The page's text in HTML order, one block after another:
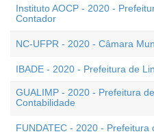
Instituto AOCP - 2020 -
Contador
NC-UFPR - 2020 - Câmara
IBADE - 2020 - Prefeitura de
GUALIMP - 2020 - Prefeitura
Contabilidade
FUNDATEC - 2020 -